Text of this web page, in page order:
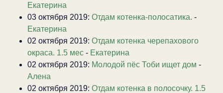
Екатерина
03 октября 2019: Отдам котенка-полосатика. -
Екатерина
02 октября 2019: Отдам котенка черепахового
окраса. 1.5 мес - Екатерина
02 октября 2019: Молодой пёс Тоби ищет дом -
Алена
02 октября 2019: Отдам котенка в полосочку. 1.5